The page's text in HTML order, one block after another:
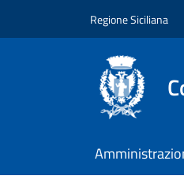
Regione Siciliana